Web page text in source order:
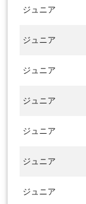
ジュニア
ジュニア
ジュニア
ジュニア
ジュニア
ジュニア
ジュニア